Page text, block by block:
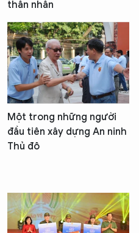
thân nhân
Một trong những người
đầu tiên xây dựng An ninh
Thủ đô